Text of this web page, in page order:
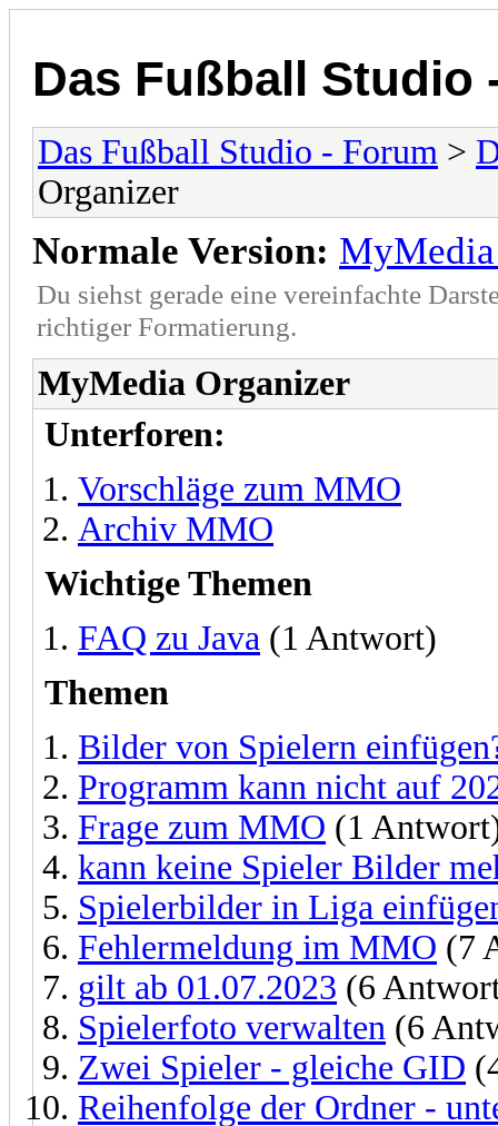
Das Fußball Studio
Das Fußball Studio - Forum >
Organizer
Normale Version:
Du siehst gerade eine vereinfachte
richtiger Formatierung.
MyMedia Organizer
Unterforen:
Vorschläge zum MMO
Archiv MMO
Wichtige Themen
FAQ zu Java (1 Antwort)
Themen
Bilder von Spielern
Programm kann nicht auf
Frage zum MMO (1
kann keine Spieler Bilder
Spielerbilder in Liga
Fehlermeldung im MMO (7
gilt ab 01.07.2023 (6
Spielerfoto verwalten (6
Zwei Spieler - gleiche GID
Reihenfolge der Ordner -